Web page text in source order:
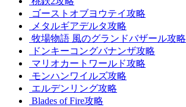
ゴーストオブヨウテイ攻略
メタルギアデルタ攻略
牧場物語 風のグランドバザール攻略
ドンキーコングバナンザ攻略
マリオカートワールド攻略
モンハンワイルズ攻略
エルデンリング攻略
Blades of Fire攻略